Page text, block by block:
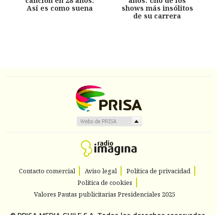
Así es como suena
shows más insólitos
de su carrera
Contacto comercial Aviso legal
Política de privacidad
Política de cookies
Valores Pautas publicitarias Presidenciales 2025